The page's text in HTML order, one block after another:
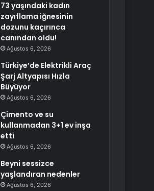
73 yaşındaki kadın
zayıflama iğnesinin
dozunu kaçırınca
canından oldu!
Ağustos 6, 2026
Türkiye’de Elektrikli Araç
Şarj Altyapısı Hızla
Büyüyor
Ağustos 6, 2026
Çimento ve su
kullanmadan 3+1 ev inşa
etti
Ağustos 6, 2026
Beyni sessizce
yaşlandıran nedenler
Ağustos 6, 2026